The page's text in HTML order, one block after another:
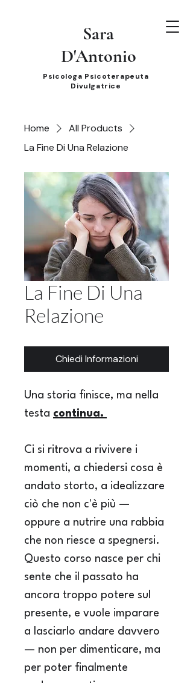
Sara
D'Antonio
Psicologa Psicoterapeuta
Divulgatrice
Home
All Products
La Fine Di Una Relazione
La Fine Di Una
Relazione
Chiedi Informazioni
Una storia finisce, ma nella
testa continua.
Ci si ritrova a rivivere i
momenti, a chiedersi cosa è
andato storto, a idealizzare
ciò che non c'è più —
oppure a nutrire una rabbia
che non riesce a spegnersi.
Questo corso nasce per chi
sente che il passato ha
ancora troppo potere sul
presente, e vuole imparare
a lasciarlo andare davvero
— non per dimenticare, ma
per poter finalmente